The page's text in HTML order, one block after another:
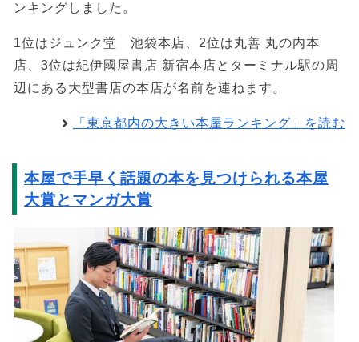
ンキングしました。
1位はジュンク堂 池袋本店、2位は丸善 丸の内本
店、3位は紀伊國屋書店 新宿本店とターミナル駅の周
辺にある大型書店の本店が名前を連ねます。
「東京都内の大きい本屋ランキング」を読む
本屋で手早く話題の本を見つけられる本屋
大賞とマンガ大賞